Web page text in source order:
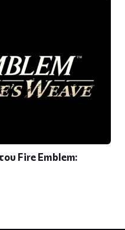
Fire Emblem: